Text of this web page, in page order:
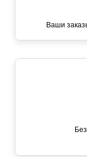
Ваши